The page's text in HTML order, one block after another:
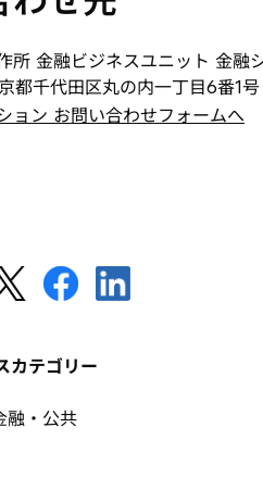
所 金融ビジネスユニット 金融
都千代田区丸の内一丁目6番1号
ョン お問い合わせフォームへ
し
タ
新
し
カテゴリー
融・公共